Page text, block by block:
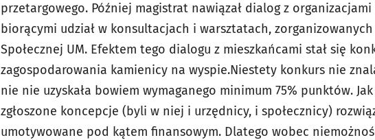
przetargowego. Później magistrat nawiązał dialog z
biorącymi udział w konsultacjach i warsztatach,
Społecznej UM. Efektem tego dialogu z mieszkańcami stał się
zagospodarowania kamienicy na wyspie.Niestety konkurs nie
nie nie uzyskała bowiem wymaganego minimum 75% punktów.
zgłoszone koncepcje (byli w niej i urzędnicy, i społecznicy)
umotywowane pod kątem finansowym. Dlatego wobec